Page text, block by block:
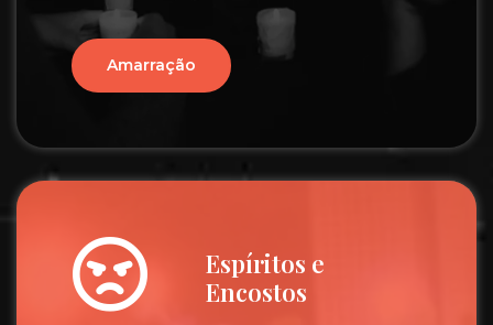
Amarração
Espíritos e
Encostos